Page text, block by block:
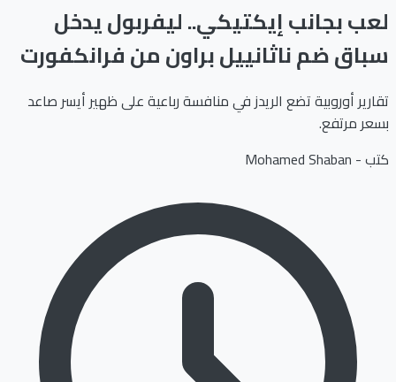
لعب بجانب إيكتيكي.. ليفربول يدخل
سباق ضم ناثانييل براون من فرانكفورت
تقارير أوروبية تضع الريدز في منافسة رباعية على ظهير أيسر صاعد
بسعر مرتفع.
كتب - Mohamed Shaban